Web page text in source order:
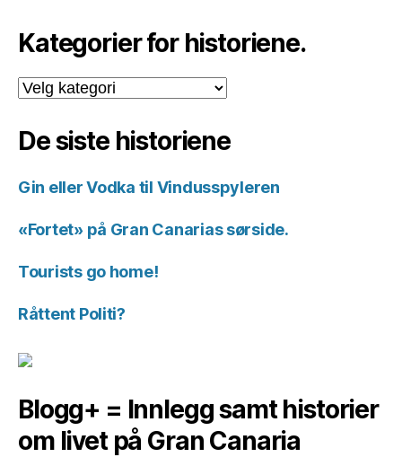
Kategorier for historiene.
Kategorier
for
De siste historiene
Gin eller Vodka til Vindusspyleren
«Fortet» på Gran Canarias sørside.
Tourists go home!
Råttent Politi?
Blogg+ = Innlegg samt historier
om livet på Gran Canaria